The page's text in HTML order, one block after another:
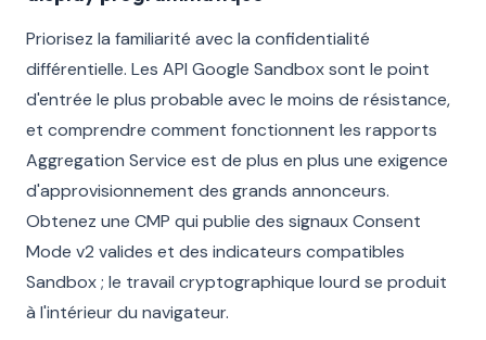
Priorisez la familiarité avec la confidentialité
différentielle. Les API Google Sandbox sont le point
d'entrée le plus probable avec le moins de résistance,
et comprendre comment fonctionnent les rapports
Aggregation Service est de plus en plus une exigence
d'approvisionnement des grands annonceurs.
Obtenez une CMP qui publie des signaux Consent
Mode v2 valides et des indicateurs compatibles
Sandbox ; le travail cryptographique lourd se produit
à l'intérieur du navigateur.